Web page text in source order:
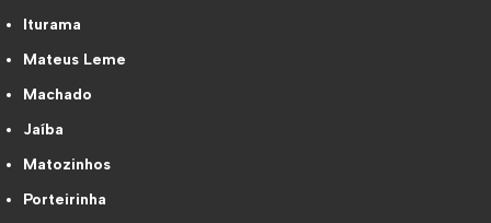
Iturama
Mateus Leme
Machado
Jaíba
Matozinhos
Porteirinha